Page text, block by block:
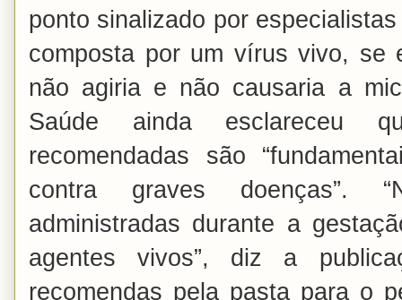
ponto sinalizado por
composta por um vírus vivo, se
não agiria e não causaria a
Saúde ainda esclareceu
recomendadas são
contra graves doenças”.
administradas durante a
agentes vivos”, diz a
recomendas pela pasta para o